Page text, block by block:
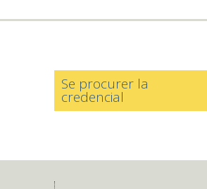
Se procurer la
credencial